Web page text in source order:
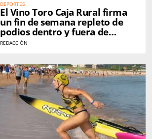
DEPORTES
El Vino Toro Caja Rural firma
un fin de semana repleto de
podios dentro y fuera de
Zamora
REDACCIÓN